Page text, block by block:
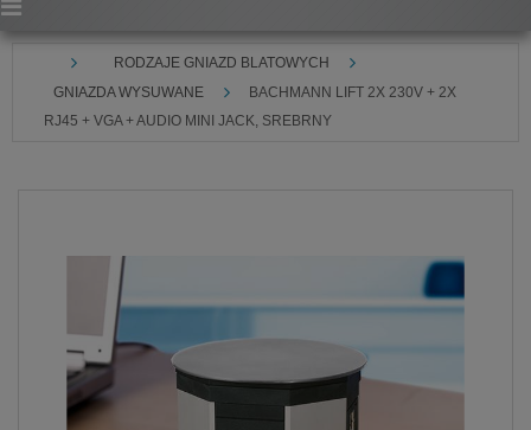
Menu
RODZAJE GNIAZD BLATOWYCH
GNIAZDA WYSUWANE
BACHMANN LIFT 2X 230V + 2X
RJ45 + VGA + AUDIO MINI JACK, SREBRNY